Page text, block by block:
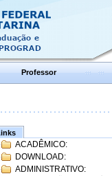
Professor
ACADÊMICO:
DOWNLOAD:
ADMINISTRATIVO: